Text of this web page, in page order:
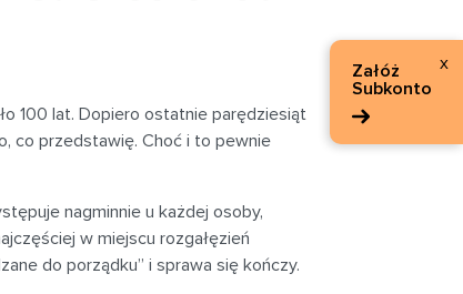
Załóż
Subkonto
x
100 lat. Dopiero ostatnie parędziesiąt
co przedstawię. Choć i to pewnie
nagminnie u każdej osoby,
w miejscu rozgałęzień
do porządku” i sprawa się kończy.